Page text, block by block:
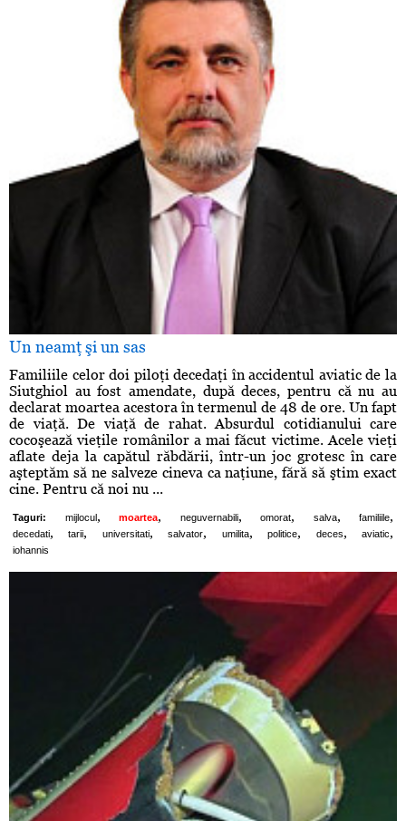
Un neamţ şi un sas
Familiile celor doi piloţi decedaţi în accidentul aviatic de la
Siutghiol au fost amendate, după deces, pentru că nu au
declarat moartea acestora în termenul de 48 de ore. Un fapt
de viaţă. De viaţă de rahat. Absurdul cotidianului care
cocoşează vieţile românilor a mai făcut victime. Acele vieţi
aflate deja la capătul răbdării, într-un joc grotesc în care
aşteptăm să ne salveze cineva ca naţiune, fără să ştim exact
cine. Pentru că noi nu ...
Taguri: mijlocul, moartea, neguvernabili, omorat, salva, familiile,
decedati, tarii, universitati, salvator, umilita, politice, deces, aviatic,
iohannis